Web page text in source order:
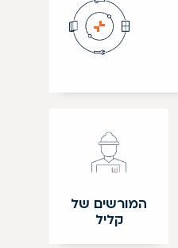
המורשים של
קליל